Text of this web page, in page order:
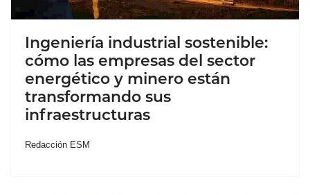
Ingeniería industrial sostenible:
cómo las empresas del sector
energético y minero están
transformando sus
infraestructuras
Redacción ESM